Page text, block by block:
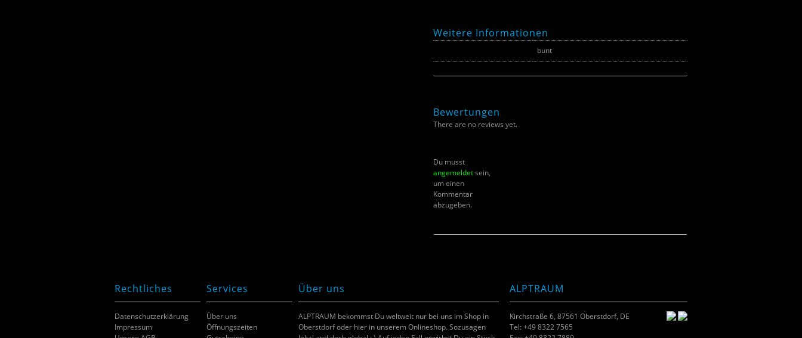
Weitere Informationen
bunt
Bewertungen
There are no reviews yet.
Du musst
angemeldetsein,
um einen
Kommentar
abzugeben.
Rechtliches
Datenschutzerklärung
Impressum
Services
Über uns
Öffnungszeiten
Über uns
ALPTRAUM bekommst Du weltweit nur bei uns im Shop in
Oberstdorf oder hier in unserem Onlineshop. Sozusagen
ALPTRAUM
Kirchstraße 6, 87561 Oberstdorf, DE
Tel: +49 8322 7565